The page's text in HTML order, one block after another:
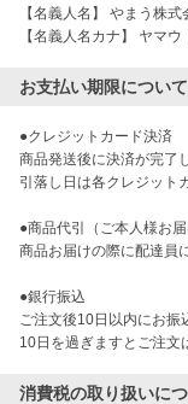
【名義人名】 やまう株式
【名義人名カナ】 ヤマウ
お支払い期限について
●クレジットカード決済
商品発送後に決済が完了
引落し日は各クレジット
●商品代引（ご本人様お届
商品お届けの際に配達員
●銀行振込
ご注文後10日以内にお振
10日を過ぎますとご注文
消費税の取り扱いに